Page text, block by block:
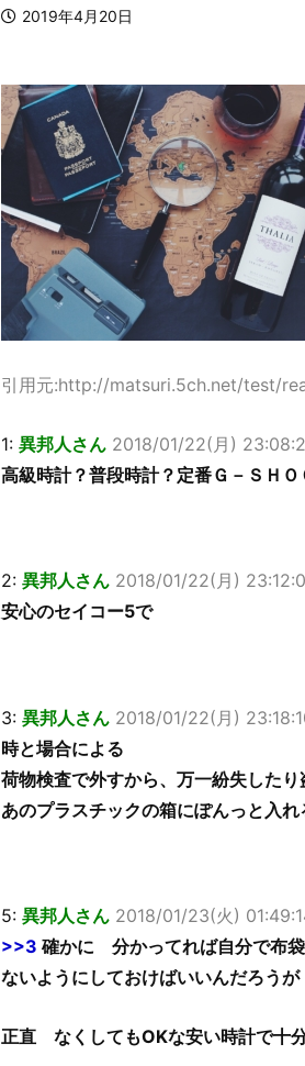
2019年4月20日
引用元:http://matsuri.5ch.net/test/
1: 異邦人さん 2018/01/22(月)
高級時計？普段時計？定番Ｇ－ＳＨＯ
2: 異邦人さん 2018/01/22(月)
安心のセイコー5で
3: 異邦人さん 2018/01/22(月)
時と場合による
荷物検査で外すから、万一紛失した
あのプラスチックの箱にぽんっと入
5: 異邦人さん 2018/01/23(火)
>>3 確かに 分かってれば自分で布
ないようにしておけばいいんだろうが
正直 なくしてもOKな安い時計で十